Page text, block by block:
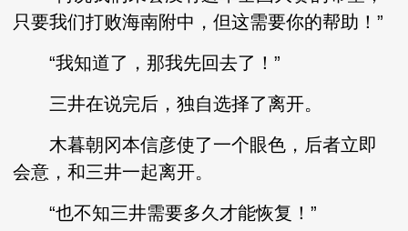
只要我们打败海南附中，但这需要你的帮助！”
“我知道了，那我先回去了！”
三井在说完后，独自选择了离开。
木暮朝冈本信彦使了一个眼色，后者立即
会意，和三井一起离开。
“也不知三井需要多久才能恢复！”